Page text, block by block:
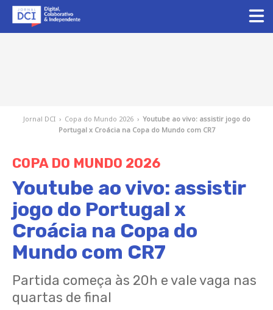
Jornal DCI › Copa do Mundo 2026 › Youtube ao vivo: assistir jogo do
Portugal x Croácia na Copa do Mundo com CR7
COPA DO MUNDO 2026
Youtube ao vivo: assistir
jogo do Portugal x
Croácia na Copa do
Mundo com CR7
Partida começa às 20h e vale vaga nas
quartas de final